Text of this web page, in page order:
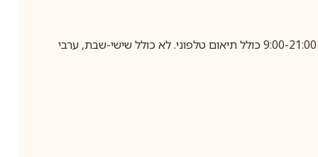
בביצוע הזמנה עד השעה 10:00 בימים א-ה, קבלת המשלוח תבוצע עד חמישה ימי עסקים מיום שלאחר ביצוע ההזמנה, בין השעות 9:00-21:00 כולל תיאום טלפוני. לא כולל שישי-שבת, ערבי